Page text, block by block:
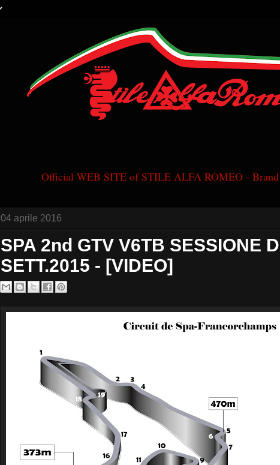
Official WEB SITE of STILE ALFA ROMEO - Brand
04 aprile 2016
SPA 2nd GTV V6TB SESSIONE
SETT.2015 - [VIDEO]